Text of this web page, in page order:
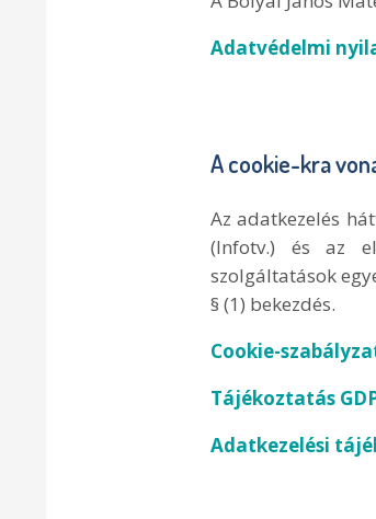
Adatvédelmi
A cookie-kra
Az adatkezelés
(Infotv.) és az
szolgáltatások
§ (1) bekezdés.
Cookie-
Tájékoztatás
Adatkezelési